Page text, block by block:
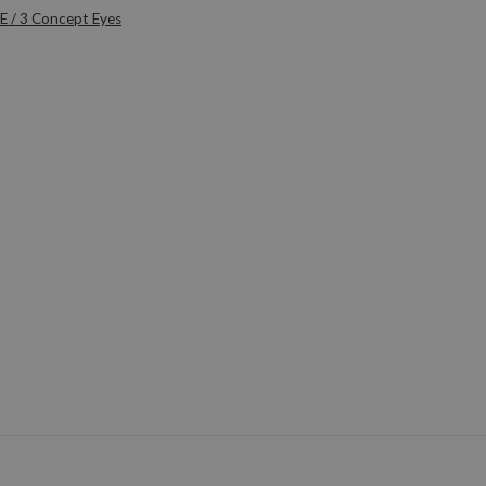
/ 3 Concept Eyes